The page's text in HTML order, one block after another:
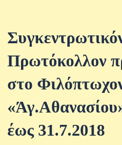
Πρωτόκολλον
στο
έως 31.7.2018